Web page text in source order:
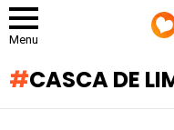
Menu
CASCA DE